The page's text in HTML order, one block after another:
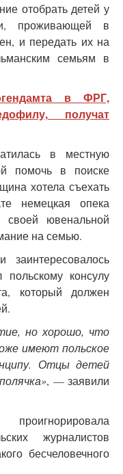
отобрать детей у
проживающей в
и передать их на
семьям в
в ФРГ,
получат
в местную
помочь в поиске
хотела съехать
немецкая опека
своей ювенальной
на семью.
консулу
который должен
но хорошо, что
имеют польское
Отцы детей
, — заявили
журналистов
бесчеловечного